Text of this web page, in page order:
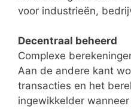
voor industrieën,
Decentraal beheerd
Complexe
Aan de andere kant
transacties en het
ingewikkelder